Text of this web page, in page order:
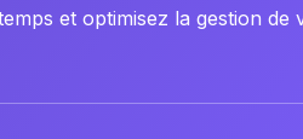
et optimisez la gestion de